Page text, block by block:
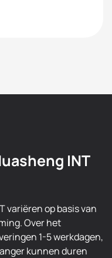
INT
variëren op basis van
Over het
1-5 werkdagen,
kunnen duren